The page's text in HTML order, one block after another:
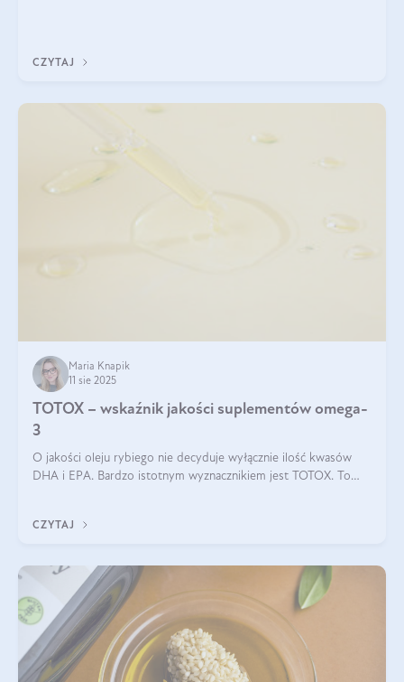
CZYTAJ
Maria Knapik
11 sie 2025
TOTOX – wskaźnik jakości suplementów omega-
3
O jakości oleju rybiego nie decyduje wyłącznie ilość kwasów
DHA i EPA. Bardzo istotnym wyznacznikiem jest TOTOX. To
CZYTAJ